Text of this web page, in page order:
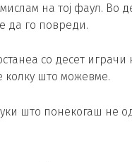
на тој фаул.
да го повреди.
со десет
колку што можевме.
што понекогаш не